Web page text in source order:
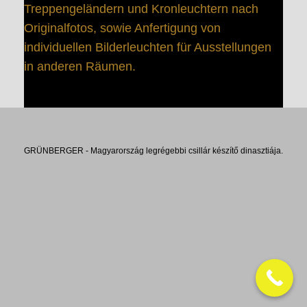
Treppengeländern und Kronleuchtern nach
Originalfotos, sowie Anfertigung von
individuellen Bilderleuchten für Ausstellungen
in anderen Räumen.
GRÜNBERGER - Magyarország legrégebbi csillár készítő dinasztiája.